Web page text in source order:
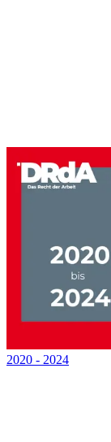
2020 - 2024